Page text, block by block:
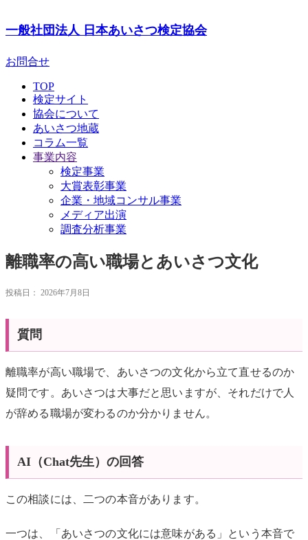
一般社団法人 日本あいさつ検定協会
お問合せ
TOP
検定サイト
協会について
あいさつ地蔵
コラム一覧
事業内容
検定事業
大賞表彰事業
企業・地域コンサル事業
メディア出演
調査分析事業
離職率の高い職場とあいさつ文化
投稿日： 2026年7月8日
質問
離職率が高い職場で、あいさつの文化から立て直せるのか
疑問です。あいさつは大事だと思いますが、それだけで人
が辞める職場が変わるのか分かりません。
AI（Chat先生）の回答
この相談には、二つの本音があります。
一つは、「あいさつの文化には意味がある」という本音で